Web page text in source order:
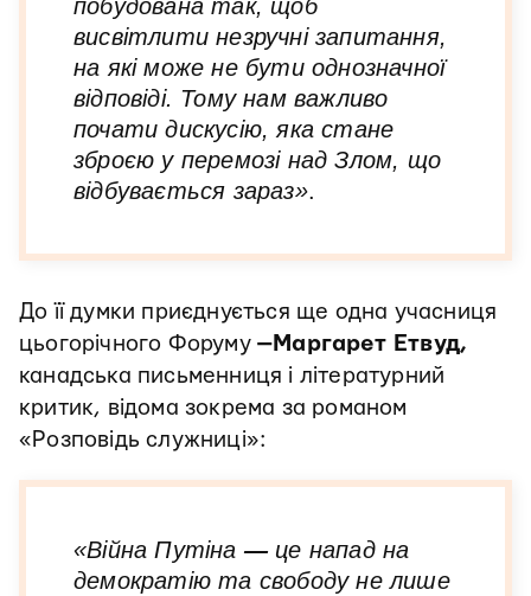
побудована так, щоб
висвітлити незручні запитання,
на які може не бути однозначної
відповіді. Тому нам важливо
почати дискусію, яка стане
зброєю у перемозі над Злом, що
відбувається зараз».
До її думки приєднується ще одна учасниця
цьогорічного Форуму —Маргарет Етвуд,
канадська письменниця і літературний
критик, відома зокрема за романом
«Розповідь служниці»:
«Війна Путіна — це напад на
демократію та свободу не лише